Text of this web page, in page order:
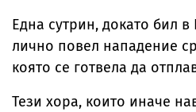
Една сутрин, докато бил в
лично повел нападение
която се готвела да
Тези хора, които иначе